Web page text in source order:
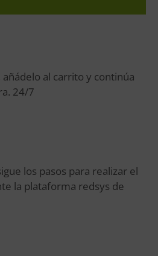
al carrito y continúa
24/7
los pasos para realizar el
la plataforma redsys de